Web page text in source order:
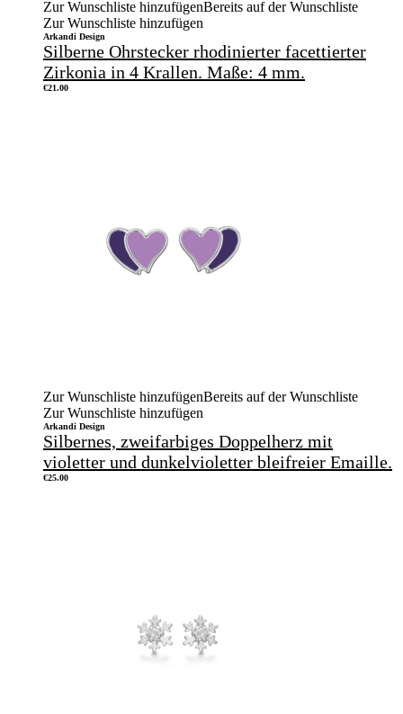
Zur Wunschliste hinzufügenBereits auf der Wunschliste
Zur Wunschliste hinzufügen
Arkandi Design
Silberne Ohrstecker rhodinierter facettierter
Zirkonia in 4 Krallen. Maße: 4 mm.
€21.00
Zur Wunschliste hinzufügenBereits auf der Wunschliste
Zur Wunschliste hinzufügen
Arkandi Design
Silbernes, zweifarbiges Doppelherz mit
violetter und dunkelvioletter bleifreier Emaille.
€25.00